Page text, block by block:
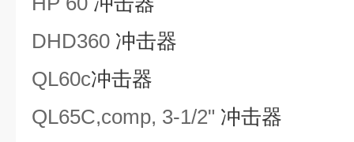
DHD360 冲击器
QL60c冲击器
QL65C,comp, 3-1/2" 冲击器